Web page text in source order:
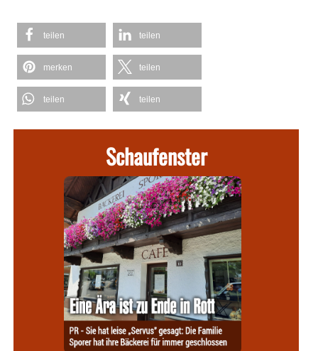
teilen teilen
merken teilen
teilen teilen
Schaufenster